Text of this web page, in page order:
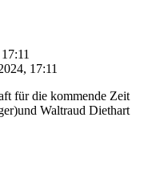
17:11
für die kommende Zeit
Waltraud Diethart